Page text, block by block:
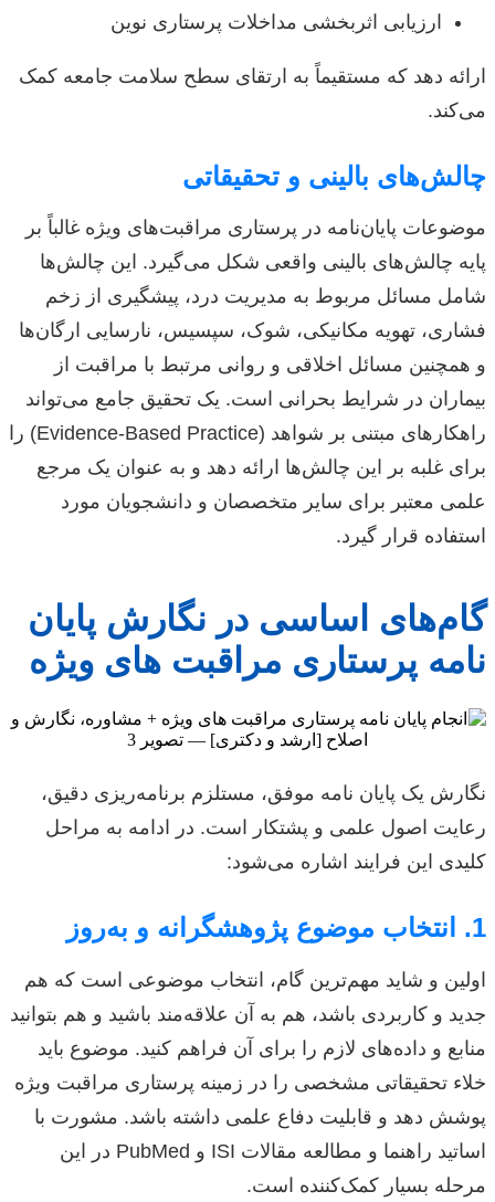
ارزیابی اثربخشی مداخلات پرستاری نوین
ارائه دهد که مستقیماً به ارتقای سطح سلامت جامعه کمک
می‌کند.
چالش‌های بالینی و تحقیقاتی
موضوعات پایان‌نامه در پرستاری مراقبت‌های ویژه غالباً بر
پایه چالش‌های بالینی واقعی شکل می‌گیرد. این چالش‌ها
شامل مسائل مربوط به مدیریت درد، پیشگیری از زخم
فشاری، تهویه مکانیکی، شوک، سپسیس، نارسایی ارگان‌ها
و همچنین مسائل اخلاقی و روانی مرتبط با مراقبت از
بیماران در شرایط بحرانی است. یک تحقیق جامع می‌تواند
راهکارهای مبتنی بر شواهد (Evidence-Based Practice) را
برای غلبه بر این چالش‌ها ارائه دهد و به عنوان یک مرجع
علمی معتبر برای سایر متخصصان و دانشجویان مورد
استفاده قرار گیرد.
گام‌های اساسی در نگارش پایان
نامه پرستاری مراقبت های ویژه
نگارش یک پایان نامه موفق، مستلزم برنامه‌ریزی دقیق،
رعایت اصول علمی و پشتکار است. در ادامه به مراحل
کلیدی این فرایند اشاره می‌شود:
1. انتخاب موضوع پژوهشگرانه و به‌روز
اولین و شاید مهم‌ترین گام، انتخاب موضوعی است که هم
جدید و کاربردی باشد، هم به آن علاقه‌مند باشید و هم بتوانید
منابع و داده‌های لازم را برای آن فراهم کنید. موضوع باید
خلاء تحقیقاتی مشخصی را در زمینه پرستاری مراقبت ویژه
پوشش دهد و قابلیت دفاع علمی داشته باشد. مشورت با
اساتید راهنما و مطالعه مقالات ISI و PubMed در این
مرحله بسیار کمک‌کننده است.